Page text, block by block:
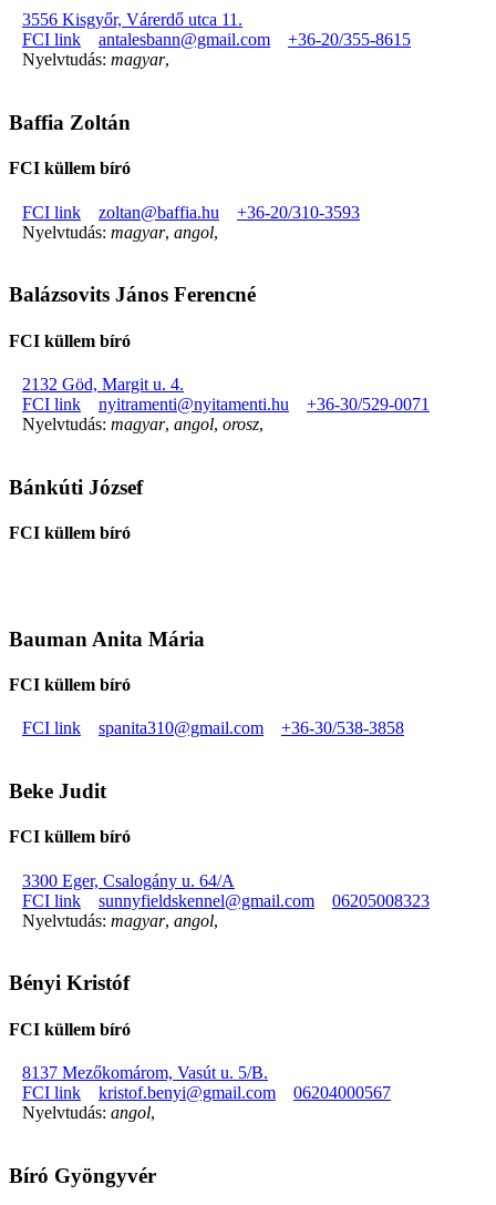
3556 Kisgyőr, Várerdő utca 11.
FCI link
antalesbann@gmail.com
+36-20/355-8615
Nyelvtudás: magyar,
Baffia Zoltán
FCI küllem bíró
FCI link zoltan@baffia.hu
+36-20/310-3593
Nyelvtudás: magyar, angol,
Balázsovits János Ferencné
FCI küllem bíró
2132 Göd, Margit u. 4.
FCI link
nyitramenti@nyitamenti.hu
+36-30/529-0071
Nyelvtudás: magyar, angol, orosz,
Bánkúti József
FCI küllem bíró
Bauman Anita Mária
FCI küllem bíró
FCI link spanita310@gmail.com +36-30/538-3858
Beke Judit
FCI küllem bíró
3300 Eger, Csalogány u. 64/A
FCI link
sunnyfieldskennel@gmail.com
06205008323
Nyelvtudás: magyar, angol,
Bényi Kristóf
FCI küllem bíró
8137 Mezőkomárom, Vasút u. 5/B.
FCI link
kristof.benyi@gmail.com
06204000567
Nyelvtudás: angol,
Bíró Gyöngyvér